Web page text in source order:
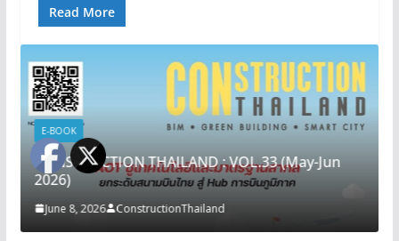
Read More
E-BOOK
CONSTRUCTION THAILAND : VOL.33 (May-Jun
2026)
June 8, 2026 ConstructionThailand